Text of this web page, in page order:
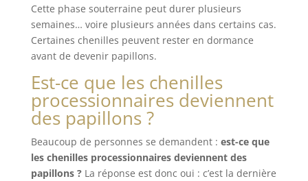
Cette phase souterraine peut durer plusieurs
semaines… voire plusieurs années dans certains cas.
Certaines chenilles peuvent rester en dormance
avant de devenir papillons.
Est-ce que les chenilles
processionnaires deviennent
des papillons ?
Beaucoup de personnes se demandent : est-ce que
les chenilles processionnaires deviennent des
papillons ? La réponse est donc oui : c’est la dernière